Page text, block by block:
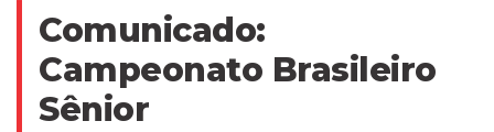
Comunicado:
Campeonato Brasileiro
Sênior